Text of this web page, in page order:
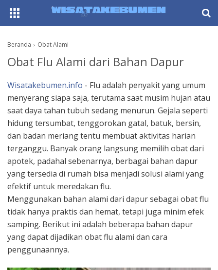
Beranda Obat Alami
Obat Flu Alami dari Bahan Dapur
Wisatakebumen.info - Flu adalah penyakit yang umum
menyerang siapa saja, terutama saat musim hujan atau
saat daya tahan tubuh sedang menurun. Gejala seperti
hidung tersumbat, tenggorokan gatal, batuk, bersin,
dan badan meriang tentu membuat aktivitas harian
terganggu. Banyak orang langsung memilih obat dari
apotek, padahal sebenarnya, berbagai bahan dapur
yang tersedia di rumah bisa menjadi solusi alami yang
efektif untuk meredakan flu.
Menggunakan bahan alami dari dapur sebagai obat flu
tidak hanya praktis dan hemat, tetapi juga minim efek
samping. Berikut ini adalah beberapa bahan dapur
yang dapat dijadikan obat flu alami dan cara
penggunaannya.